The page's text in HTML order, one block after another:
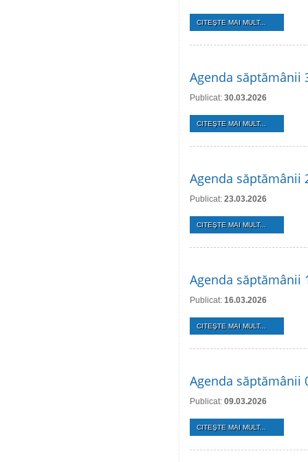
CITEŞTE MAI MULT...
Agenda săptămânii
Publicat: 30.03.2026
CITEŞTE MAI MULT...
Agenda săptămânii
Publicat: 23.03.2026
CITEŞTE MAI MULT...
Agenda săptămânii
Publicat: 16.03.2026
CITEŞTE MAI MULT...
Agenda săptămânii
Publicat: 09.03.2026
CITEŞTE MAI MULT...